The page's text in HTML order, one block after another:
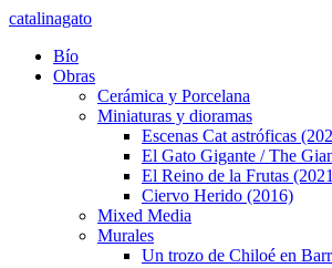
catalinagato
Bío
Obras
Cerámica y Porcelana
Miniaturas y dioramas
Escenas Cat astróficas
El Gato Gigante / The
El Reino de la Frutas
Ciervo Herido (2016)
Mixed Media
Murales
Un trozo de Chiloé en